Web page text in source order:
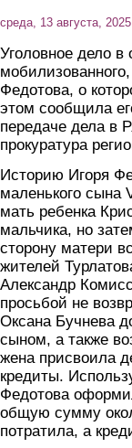
среда, 13 августа,
Уголовное дело в
Федотова, о
этом сообщила
передаче дела в
прокуратура
Историю Игоря
маленького сына
мать ребенка
мальчика, но
сторону матери
жителей
Александр
просьбой не
Оксана Бучнева
сыном, а также
жена присвоила
кредиты.
Федотова
общую сумму
потратила, а